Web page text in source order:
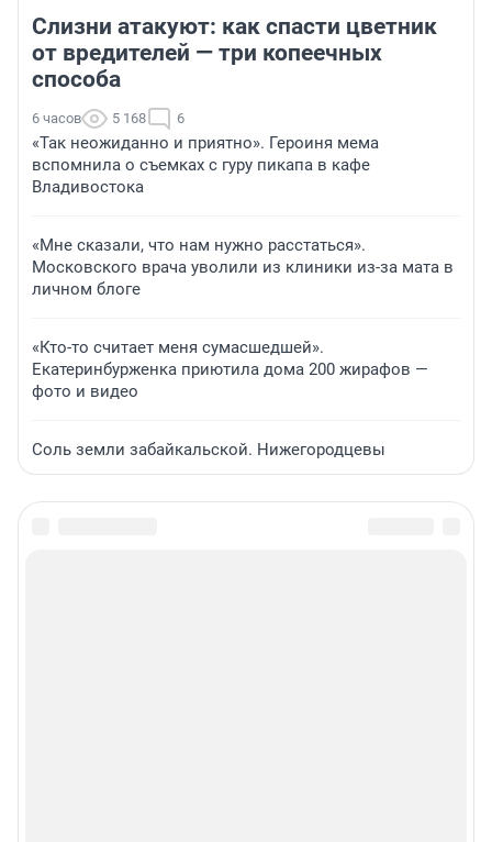
Слизни атакуют: как спасти цветник
от вредителей — три копеечных
способа
6 часов 5 168 6
«Так неожиданно и приятно». Героиня мема
вспомнила о съемках с гуру пикапа в кафе
Владивостока
«Мне сказали, что нам нужно расстаться».
Московского врача уволили из клиники из-за мата в
личном блоге
«Кто-то считает меня сумасшедшей».
Екатеринбурженка приютила дома 200 жирафов —
фото и видео
Соль земли забайкальской. Нижегородцевы